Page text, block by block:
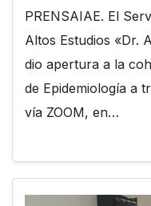
PRENSAIAE. El
Altos Estudios «Dr.
dio apertura a la
de Epidemiología a
vía ZOOM, en…